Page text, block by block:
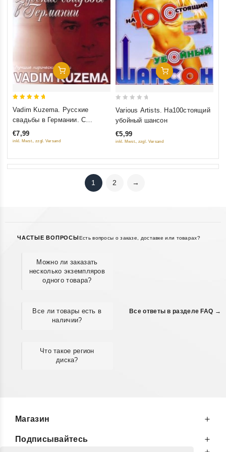
Добавить В Корзину
Vadim Kuzema. Русские
свадьбы в Германии. С
автографом Вадима Куземы
€7,99
inkl. Mwst., zzgl. Versand
Добавить В Корзину
5
Various Artists. На100стоящий
убойный шансон
€5,99
inkl. Mwst., zzgl. Versand
1 2 →
ЧАСТЫЕ ВОПРОСЫ Есть вопросы о заказе, доставке или товарах?
Можно ли заказать
несколько экземпляров
одного товара?
Все ли товары есть в
наличии?
Что такое регион
диска?
Все ответы в разделе FAQ →
Магазин
Подписывайтесь